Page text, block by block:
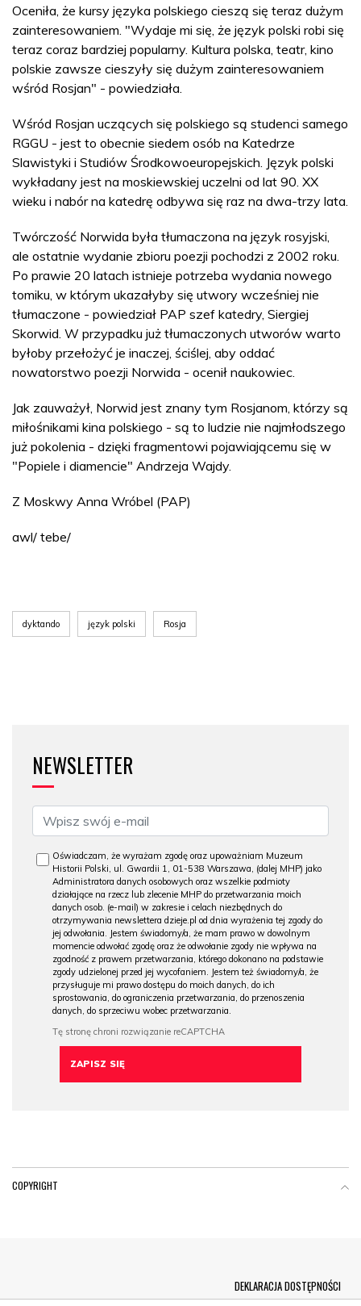
Oceniła, że kursy języka polskiego cieszą się teraz dużym
zainteresowaniem. "Wydaje mi się, że język polski robi się
teraz coraz bardziej popularny. Kultura polska, teatr, kino
polskie zawsze cieszyły się dużym zainteresowaniem
wśród Rosjan" - powiedziała.
Wśród Rosjan uczących się polskiego są studenci samego
RGGU - jest to obecnie siedem osób na Katedrze
Slawistyki i Studiów Środkowoeuropejskich. Język polski
wykładany jest na moskiewskiej uczelni od lat 90. XX
wieku i nabór na katedrę odbywa się raz na dwa-trzy lata.
Twórczość Norwida była tłumaczona na język rosyjski,
ale ostatnie wydanie zbioru poezji pochodzi z 2002 roku.
Po prawie 20 latach istnieje potrzeba wydania nowego
tomiku, w którym ukazałyby się utwory wcześniej nie
tłumaczone - powiedział PAP szef katedry, Siergiej
Skorwid. W przypadku już tłumaczonych utworów warto
byłoby przełożyć je inaczej, ściślej, aby oddać
nowatorstwo poezji Norwida - ocenił naukowiec.
Jak zauważył, Norwid jest znany tym Rosjanom, którzy są
miłośnikami kina polskiego - są to ludzie nie najmłodszego
już pokolenia - dzięki fragmentowi pojawiającemu się w
"Popiele i diamencie" Andrzeja Wajdy.
Z Moskwy Anna Wróbel (PAP)
awl/ tebe/
dyktando język polski Rosja
NEWSLETTER
Oświadczam, że wyrażam zgodę oraz upoważniam Muzeum
Historii Polski, ul. Gwardii 1, 01-538 Warszawa, (dalej MHP) jako
Administratora danych osobowych oraz wszelkie podmioty
działające na rzecz lub zlecenie MHP do przetwarzania moich
danych osob. (e-mail) w zakresie i celach niezbędnych do
otrzymywania newslettera dzieje.pl od dnia wyrażenia tej zgody do
jej odwołania. Jestem świadomy/a, że mam prawo w dowolnym
momencie odwołać zgodę oraz że odwołanie zgody nie wpływa na
zgodność z prawem przetwarzania, którego dokonano na podstawie
zgody udzielonej przed jej wycofaniem. Jestem też świadomy/a, że
przysługuje mi prawo dostępu do moich danych, do ich
sprostowania, do ograniczenia przetwarzania, do przenoszenia
danych, do sprzeciwu wobec przetwarzania.
COPYRIGHT
DEKLARACJA DOSTĘPNOŚCI